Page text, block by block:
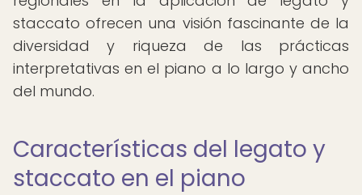
staccato ofrecen una visión fascinante de la
diversidad y riqueza de las prácticas
interpretativas en el piano a lo largo y ancho
del mundo.
Características del legato y
staccato en el piano